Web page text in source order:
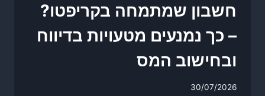
חשבון שמתמחה בקריפטו?
– כך נמנעים מטעויות בדיווח
ובחישוב המס
30/07/2026